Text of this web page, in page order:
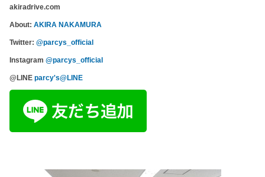
akiradrive.com
About:AKIRA NAKAMURA
Twitter:@parcys_official
Instagram@parcys_official
@LINEparcy's@LINE